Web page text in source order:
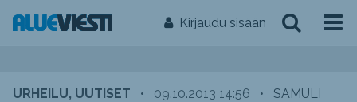
Kirjaudu sisään
URHEILU, UUTISET • 09.10.2013 14:56 •
SAMULI